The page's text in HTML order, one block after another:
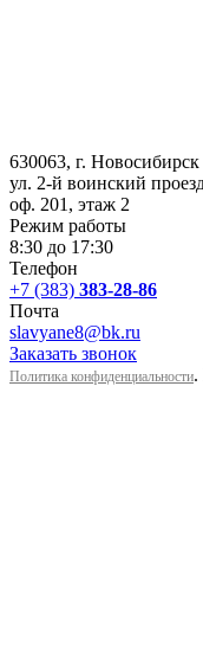
630063, г. Новосибирск
ул. 2-й воинский
оф. 201, этаж 2
Режим работы
8:30 до 17:30
Телефон
+7 (383) 383-28-86
Почта
slavyane8@bk.ru
Заказать звонок
Политика конфиденциальности.